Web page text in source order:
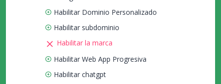
Habilitar Dominio Personalizado
Habilitar subdominio
Habilitar la marca
Habilitar Web App Progresiva
Habilitar chatgpt